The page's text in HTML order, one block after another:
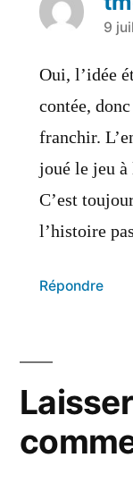
9
Oui, l’idée
contée,
franchir.
joué le jeu à
C’est
l’histoire
Répondre